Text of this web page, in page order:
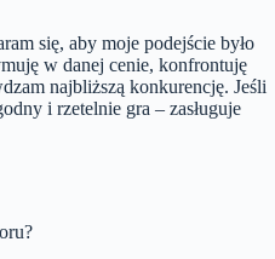
się, aby moje podejście było
w danej cenie, konfrontuję
najbliższą konkurencję. Jeśli
i rzetelnie gra – zasługuje